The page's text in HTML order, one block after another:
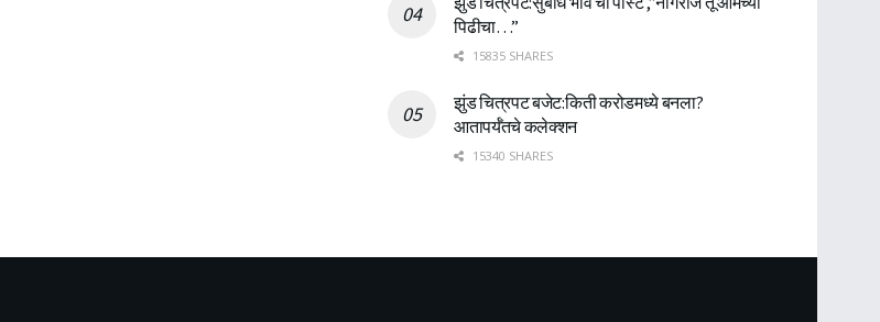
पिढीचा…”
15835 SHARES
झुंड चित्रपट बजेट:किती करोडमध्ये बनला?
आतापर्यँतचे कलेक्शन
15340 SHARES